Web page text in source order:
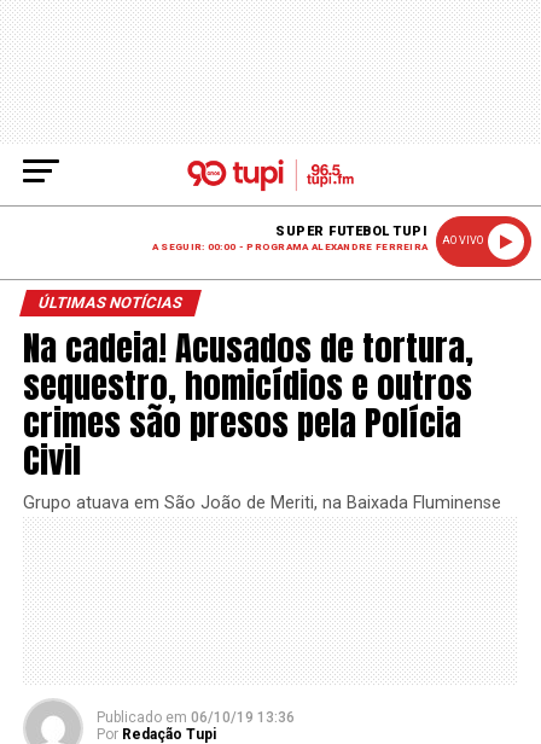
SUPER FUTEBOL TUPI
A SEGUIR: 00:00 - PROGRAMA ALEXANDRE FERREIRA
AO VIVO
ÚLTIMAS NOTÍCIAS
Na cadeia! Acusados de tortura,
sequestro, homicídios e outros
crimes são presos pela Polícia
Civil
Grupo atuava em São João de Meriti, na Baixada Fluminense
Publicado em 06/10/19 13:36
Por Redação Tupi